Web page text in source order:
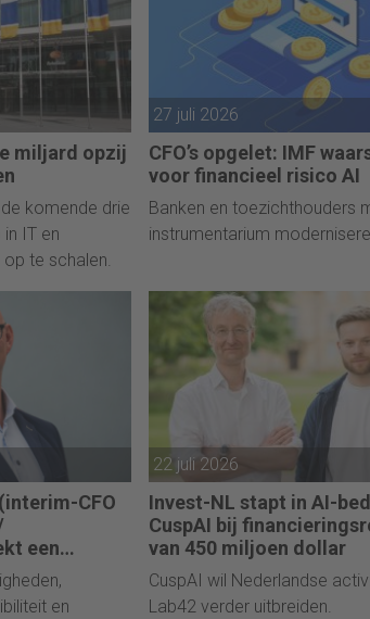
miljard opzij
komende drie
IT en
te schalen.
27 juli 2026
CFO’s opgelet: IMF
voor financieel risico AI
Banken en toezichthouders
instrumentarium
CFO
een
zitten in
naar
en
22 juli 2026
Invest-NL stapt in AI-
CuspAI bij
van 450 miljoen dollar
CuspAI wil Nederlandse
Lab42 verder uitbreiden.